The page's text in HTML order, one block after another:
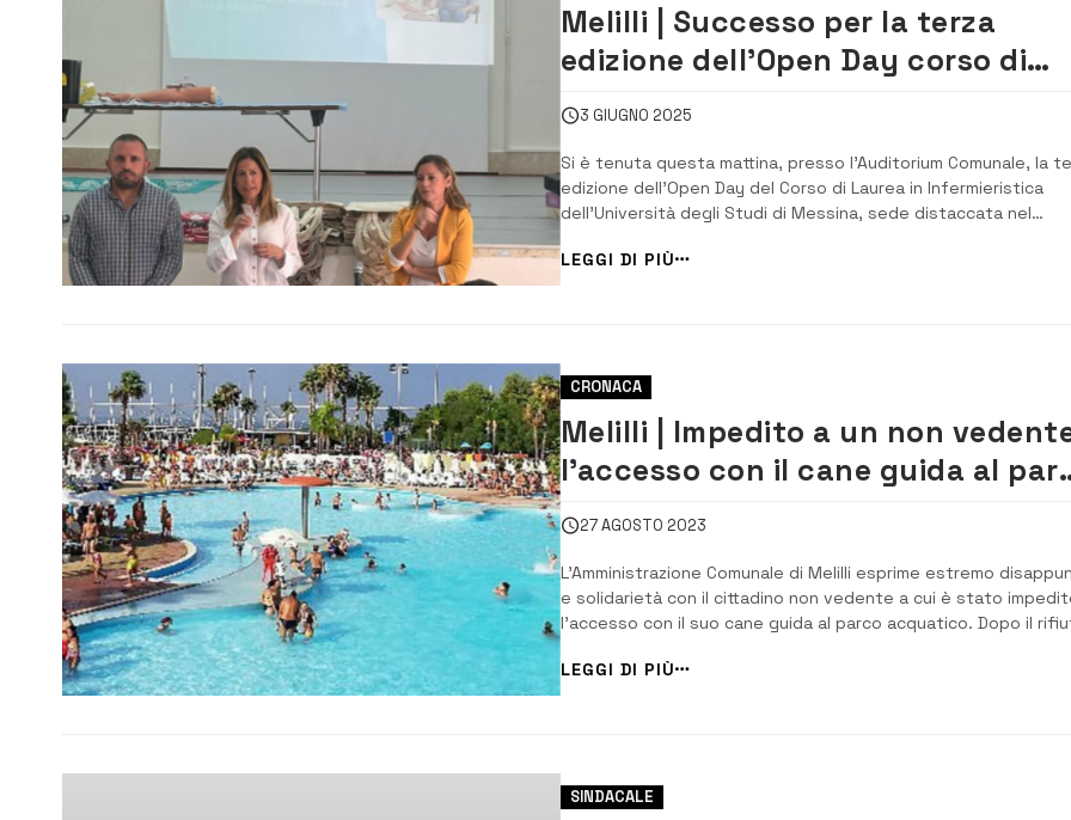
Melilli | Successo per la terza
edizione dell’Open Day corso di
laurea in Infermieristica
3 GIUGNO 2025
Si è tenuta questa mattina, presso l’Auditorium Comunale, la
edizione dell’Open Day del Corso di Laurea in Infermieristica
dell’Università degli Studi di Messina, sede distaccata nel
Cettina Crisafulli, coordinatrice del Corso, che ha guidato i
partecipanti in un percors...
LEGGI DI PIÙ
CRONACA
Melilli | Impedito a un non
l’accesso con il cane guida al
acquatico. La protesta
dell’assessore Nicosia
27 AGOSTO 2023
L’Amministrazione Comunale di Melilli esprime estremo
e solidarietà con il cittadino non vedente a cui è stato
l’accesso con il suo cane guida al parco acquatico. Dopo il
di fare accedere al parco acquatico un non vedente con il cane
guida, l’assessore alle Politiche Sociali e dell’Inclusione del
comune ...
LEGGI DI PIÙ
SINDACALE